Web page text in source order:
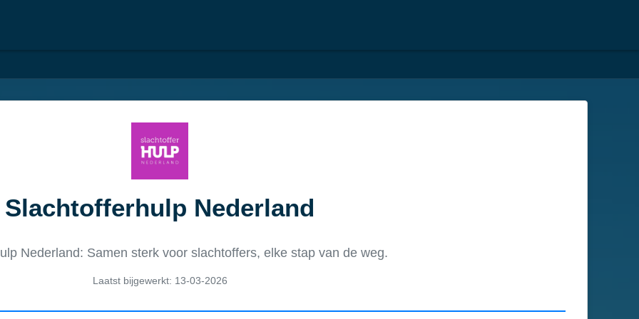
Slachtofferhulp Nederland
Nederland: Samen sterk voor slachtoffers, elke stap van de weg.
Laatst bijgewerkt: 13-03-2026